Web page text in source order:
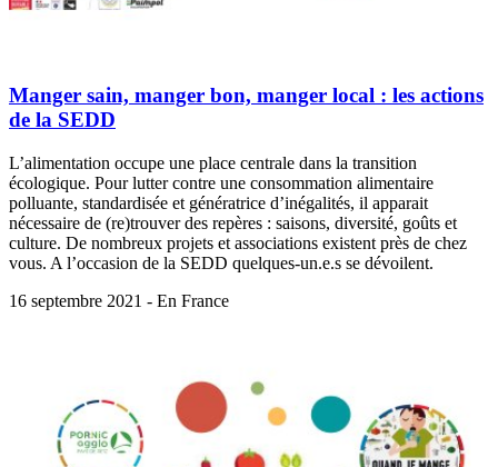
Manger sain, manger bon, manger local : les actions
de la SEDD
L’alimentation occupe une place centrale dans la transition
écologique. Pour lutter contre une consommation alimentaire
polluante, standardisée et génératrice d’inégalités, il apparait
nécessaire de (re)trouver des repères : saisons, diversité, goûts et
culture. De nombreux projets et associations existent près de chez
vous. A l’occasion de la SEDD quelques-un.e.s se dévoilent.
16 septembre 2021 - En France